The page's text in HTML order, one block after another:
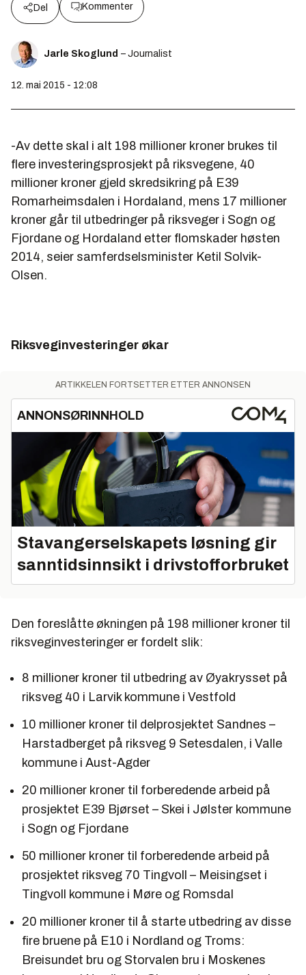
Del Kommenter
Jarle Skoglund – Journalist
12. mai 2015 - 12:08
-Av dette skal i alt 198 millioner kroner brukes til
flere investeringsprosjekt på riksvegene, 40
millioner kroner gjeld skredsikring på E39
Romarheimsdalen i Hordaland, mens 17 millioner
kroner går til utbedringer på riksveger i Sogn og
Fjordane og Hordaland etter flomskader høsten
2014, seier samferdselsminister Ketil Solvik-
Olsen.
Riksveginvesteringer økar
ARTIKKELEN FORTSETTER ETTER ANNONSEN
ANNONSØRINNHOLD
Stavangerselskapets løsning gir
sanntidsinnsikt i drivstofforbruket
Den foreslåtte økningen på 198 millioner kroner til
riksveginvesteringer er fordelt slik:
8 millioner kroner til utbedring av Øyakrysset på
riksveg 40 i Larvik kommune i Vestfold
10 millioner kroner til delprosjektet Sandnes –
Harstadberget på riksveg 9 Setesdalen, i Valle
kommune i Aust-Agder
20 millioner kroner til forberedende arbeid på
prosjektet E39 Bjørset – Skei i Jølster kommune
i Sogn og Fjordane
50 millioner kroner til forberedende arbeid på
prosjektet riksveg 70 Tingvoll – Meisingset i
Tingvoll kommune i Møre og Romsdal
20 millioner kroner til å starte utbedring av disse
fire bruene på E10 i Nordland og Troms:
Breisundet bru og Storvalen bru i Moskenes